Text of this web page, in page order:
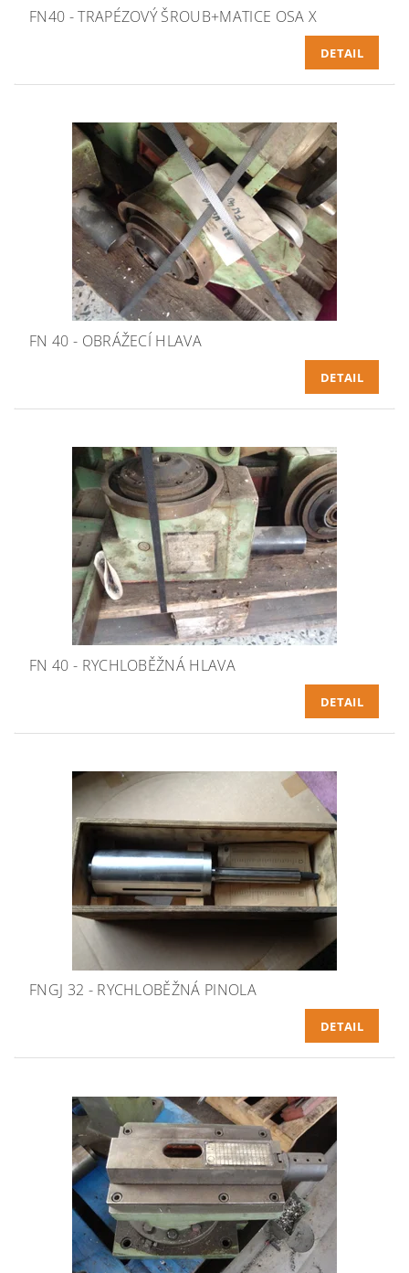
FN40 - TRAPÉZOVÝ ŠROUB+MATICE OSA X
DETAIL
FN 40 - OBRÁŽECÍ HLAVA
DETAIL
FN 40 - RYCHLOBĚŽNÁ HLAVA
DETAIL
FNGJ 32 - RYCHLOBĚŽNÁ PINOLA
DETAIL